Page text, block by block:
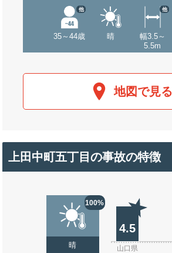
35～44歳
他
晴
幅3.5～
5.5m
他
地図で見る
上田中町五丁目の事故の特徴
100%
晴
4.5
山口県